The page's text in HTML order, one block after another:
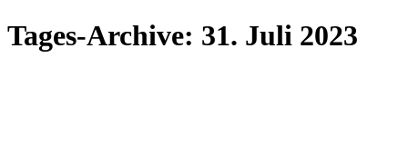
Tages-Archive: 31. Juli 2023